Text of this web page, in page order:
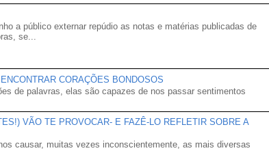
a público externar repúdio as notas e matérias publicadas de
se...
CORAÇÕES BONDOSOS
de palavras, elas são capazes de nos passar sentimentos
VÃO TE PROVOCAR- E FAZÊ-LO REFLETIR SOBRE A
causar, muitas vezes inconscientemente, as mais diversas